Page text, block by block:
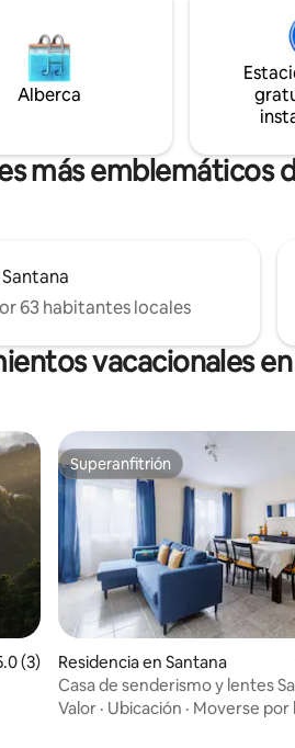
de
piscina natural, Honesty Bar y
impresionantes vistas al mar y
cascada. 💧🌿 Más fotos y
@cantodasfontes
Alberca
más emblemáticos
63 habitantes locales
vacacionales
promedio: 5.0 de 5; 3
(3)
Superanfitrión
Superanfitrión
Residencia en Santana
Casa de senderismo y lentes
Valor · Ubicación · Moverse por